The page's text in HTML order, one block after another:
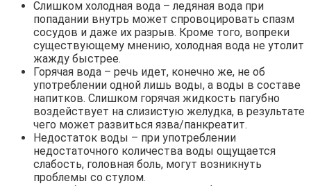
Слишком холодная вода – ледяная вода при
попадании внутрь может спровоцировать спазм
сосудов и даже их разрыв. Кроме того, вопреки
существующему мнению, холодная вода не утолит
жажду быстрее.
Горячая вода – речь идет, конечно же, не об
употреблении одной лишь воды, а воды в составе
напитков. Слишком горячая жидкость пагубно
воздействует на слизистую желудка, в результате
чего может развиться язва/панкреатит.
Недостаток воды – при употреблении
недостаточного количества воды ощущается
слабость, головная боль, могут возникнуть
проблемы со стулом.